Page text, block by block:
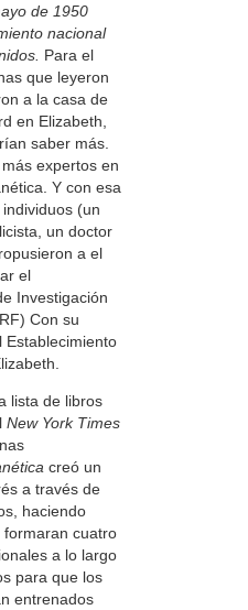
de 1950
nacional
Para el
que leyeron
a la casa de
en Elizabeth,
saber más.
expertos en
Y con esa
(un
un doctor
a el
el
Investigación
Con su
Establecimiento
lista de libros
New York Times
creó un
a través de
haciendo
formaran cuatro
a lo largo
para que los
entrenados